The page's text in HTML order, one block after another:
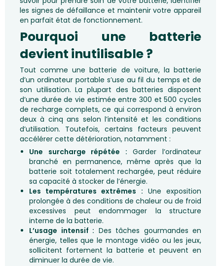
les signes de défaillance et maintenir votre appareil
en parfait état de fonctionnement.
Pourquoi une batterie
devient inutilisable ?
Tout comme une batterie de voiture, la batterie
d’un ordinateur portable s’use au fil du temps et de
son utilisation. La plupart des batteries disposent
d’une durée de vie estimée entre 300 et 500 cycles
de recharge complets, ce qui correspond à environ
deux à cinq ans selon l’intensité et les conditions
d’utilisation. Toutefois, certains facteurs peuvent
accélérer cette détérioration, notamment :
Une surcharge répétée : Garder l’ordinateur
branché en permanence, même après que la
batterie soit totalement rechargée, peut réduire
sa capacité à stocker de l’énergie.
Les températures extrêmes : Une exposition
prolongée à des conditions de chaleur ou de froid
excessives peut endommager la structure
interne de la batterie.
L’usage intensif : Des tâches gourmandes en
énergie, telles que le montage vidéo ou les jeux,
sollicitent fortement la batterie et peuvent en
diminuer la durée de vie.